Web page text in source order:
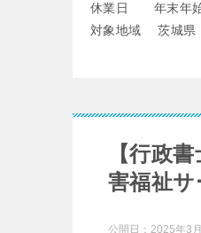
休業日 年末年
対象地域 茨城県
【行政
害福祉
公開日： 2025年3